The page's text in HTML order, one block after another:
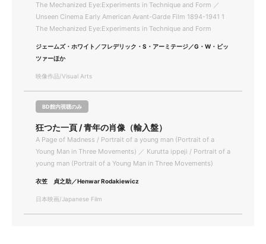
The Mechanized Eye:Experiments in Technique and Form ／
Unseen Cinema Early American Avant-Garde Film 1894-1941 1
The Mechanized Eye:Experiments in Technique and Form
ジェームズ・ホワイト／フレデリック・S・アーミテージ／G・W・ビッ
ツァーほか
映像作品/Visual Arts
BD館内視聴のみ
狂つた一頁 / 青年の肖像（輸入盤）
A Page of Madness / Portrait of a young man (Portrait of a
Young Man in Three Movements) ／ Kurutta ippeji / Portrait of a
young man (Portrait of a Young Man in Three Movements)
衣笠 貞之助／Henwar Rodakiewicz
日本映画/Japanese Film